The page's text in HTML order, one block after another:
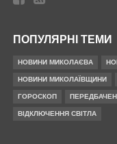
ПОПУЛЯРНІ ТЕМИ
НОВИНИ МИКОЛАЄВА
НОВИНИ МИКОЛАЇВЩИНИ
ГОРОСКОП
ВІДКЛЮЧЕННЯ СВІТЛА